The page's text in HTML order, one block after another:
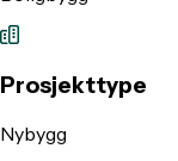
Prosjekttype
Nybygg